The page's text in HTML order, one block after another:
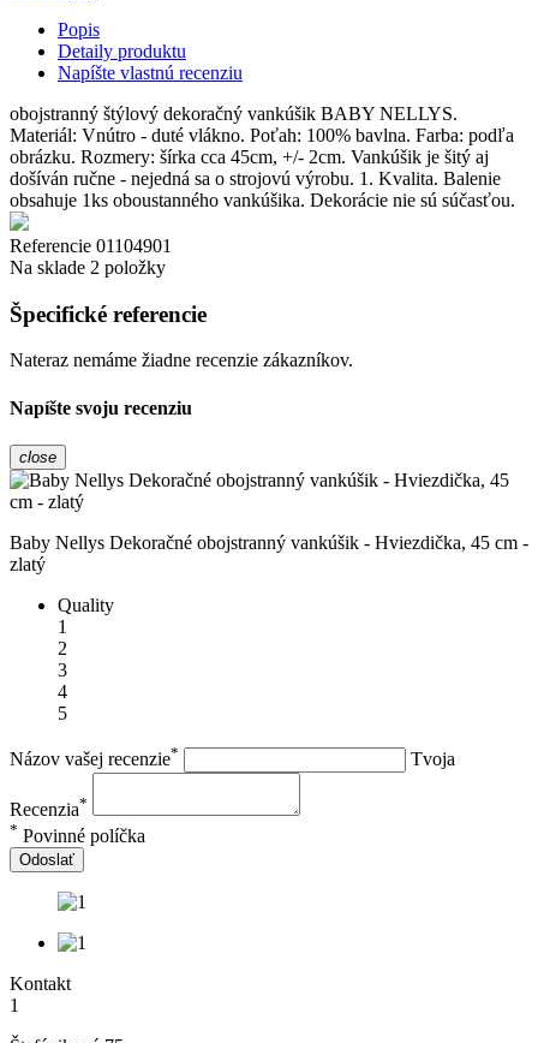
Popis
Detaily produktu
Napíšte vlastnú recenziu
obojstranný štýlový dekoračný vankúšik BABY NELLYS.
Materiál: Vnútro - duté vlákno. Poťah: 100% bavlna. Farba: podľa
obrázku. Rozmery: šírka cca 45cm, +/- 2cm. Vankúšik je šitý aj
došíván ručne - nejedná sa o strojovú výrobu. 1. Kvalita. Balenie
obsahuje 1ks oboustanného vankúšika. Dekorácie nie sú súčasťou.
Referencie 01104901
Na sklade 2 položky
Špecifické referencie
Nateraz nemáme žiadne recenzie zákazníkov.
Napíšte svoju recenziu
close
Baby Nellys Dekoračné obojstranný vankúšik - Hviezdička, 45 cm -
zlatý
Quality
1
2
3
4
5
Názov vašej recenzie* Tvoja
Recenzia*
* Povinné políčka
Odoslať
Kontakt
1